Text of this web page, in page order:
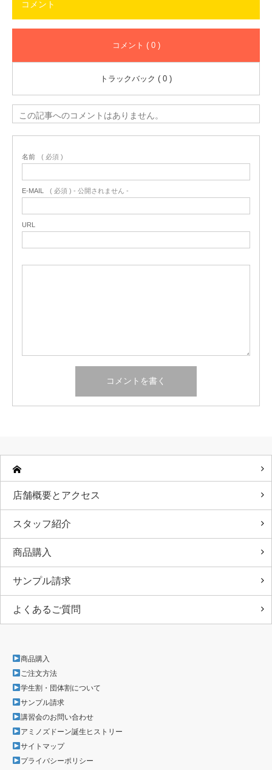
コメント
コメント ( 0 )
トラックバック ( 0 )
この記事へのコメントはありません。
名前 ( 必須 )
E-MAIL ( 必須 ) - 公開されません -
URL
店舗概要とアクセス
スタッフ紹介
商品購入
サンプル請求
よくあるご質問
商品購入
ご注文方法
学生割・団体割について
サンプル請求
講習会のお問い合わせ
アミノズドーン誕生ヒストリー
サイトマップ
プライバシーポリシー